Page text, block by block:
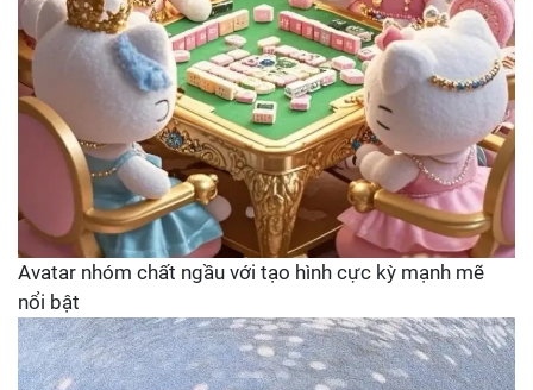
Avatar nhóm chất ngầu với tạo hình cực kỳ mạnh mẽ
nổi bật